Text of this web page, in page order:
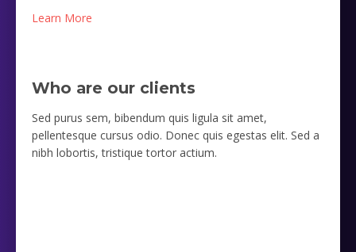
Learn More
Who are our clients
Sed purus sem, bibendum quis ligula sit amet,
pellentesque cursus odio. Donec quis egestas elit. Sed a
nibh lobortis, tristique tortor actium.